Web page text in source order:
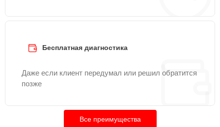
Бесплатная диагностика
Даже если клиент передумал или решил обратится
позже
Все преимущества